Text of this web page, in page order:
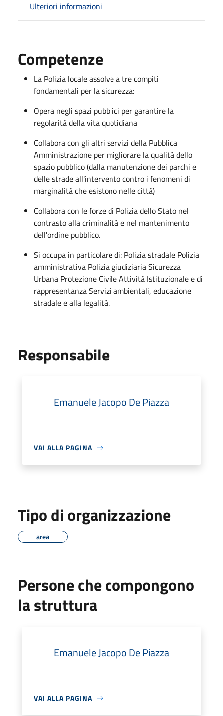
Ulteriori informazioni
Competenze
La Polizia locale assolve a tre compiti
fondamentali per la sicurezza:
Opera negli spazi pubblici per garantire la
regolarità della vita quotidiana
Collabora con gli altri servizi della Pubblica
Amministrazione per migliorare la qualità dello
spazio pubblico (dalla manutenzione dei parchi e
delle strade all'intervento contro i fenomeni di
marginalità che esistono nelle città)
Collabora con le forze di Polizia dello Stato nel
contrasto alla criminalità e nel mantenimento
dell'ordine pubblico.
Si occupa in particolare di: Polizia stradale Polizia
amministrativa Polizia giudiziaria Sicurezza
Urbana Protezione Civile Attività Istituzionale e di
rappresentanza Servizi ambientali, educazione
stradale e alla legalità.
Responsabile
Emanuele Jacopo De Piazza
VAI ALLA PAGINA
Tipo di organizzazione
area
Persone che compongono
la struttura
Emanuele Jacopo De Piazza
VAI ALLA PAGINA